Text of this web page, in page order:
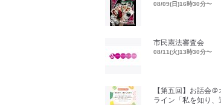
08/09(日)16時30分〜
市民憲法審査会
08/11(火)13時30分〜
【第五回】お話会＠
ライン「私を知り、